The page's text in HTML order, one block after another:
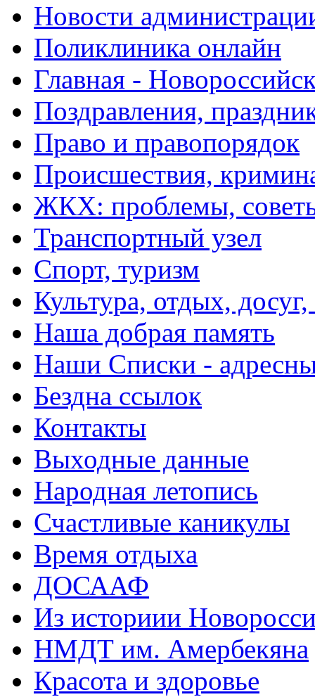
Новости
Поликлиника онлайн
Главная -
Поздравления,
Право и правопорядок
Происшествия,
ЖКХ: проблемы,
Транспортный узел
Спорт, туризм
Культура, отдых,
Наша добрая память
Наши Списки -
Бездна ссылок
Контакты
Выходные данные
Народная летопись
Счастливые каникулы
Время отдыха
ДОСААФ
Из историии
НМДТ им. Амербекяна
Красота и здоровье